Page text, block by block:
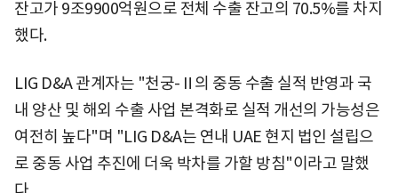
잔고가 9조9900억원으로 전체 수출 잔고의 70.5%를 차지
했다.
LIG D&A 관계자는 "천궁-Ⅱ의 중동 수출 실적 반영과 국
내 양산 및 해외 수출 사업 본격화로 실적 개선의 가능성은
여전히 높다"며 "LIG D&A는 연내 UAE 현지 법인 설립으
로 중동 사업 추진에 더욱 박차를 가할 방침"이라고 말했